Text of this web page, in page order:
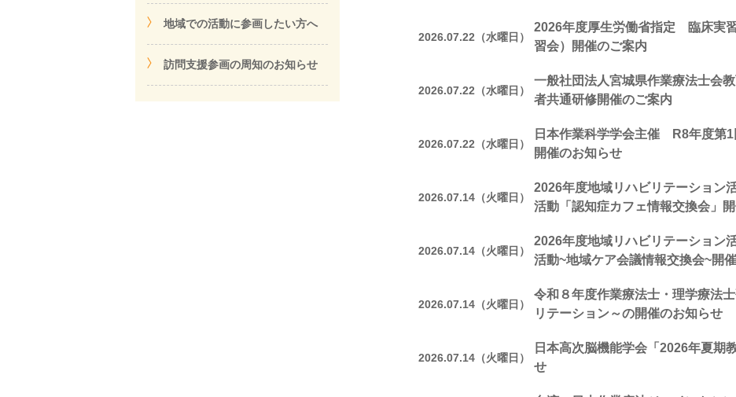
2026.07.22（水曜日）
2026年度厚生労働省指定 臨床実
習会）開催のご案内
2026.07.22（水曜日）
一般社団法人宮城県作業療法士会
者共通研修開催のご案内
2026.07.22（水曜日）
日本作業科学学会主催 R8年度第
開催のお知らせ
2026.07.14（火曜日）
2026年度地域リハビリテーション
活動「認知症カフェ情報交換会」
2026.07.14（火曜日）
2026年度地域リハビリテーション
活動~地域ケア会議情報交換会~開
2026.07.14（火曜日）
令和８年度作業療法士・理学療法
リテーション～の開催のお知らせ
2026.07.14（火曜日）
日本高次脳機能学会「2026年夏期
せ
地域での活動に参画したい方へ
訪問支援参画の周知のお知らせ